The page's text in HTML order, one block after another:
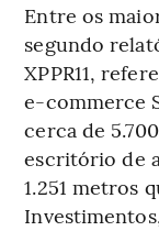
Entre os
segundo
XPPR11,
e-commerce
cerca de
escritório de
1.251 metros